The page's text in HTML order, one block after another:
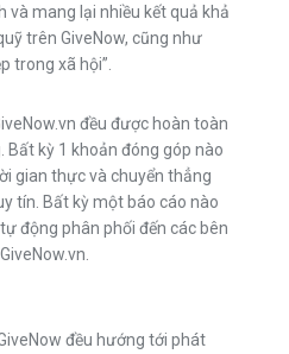
và mang lại nhiều kết quả khả
trên GiveNow, cũng như
trong xã hội”.
đều được hoàn toàn
Bất kỳ 1 khoản đóng góp nào
gian thực và chuyển thẳng
tín. Bất kỳ một báo cáo nào
động phân phối đến các bên
đều hướng tới phát